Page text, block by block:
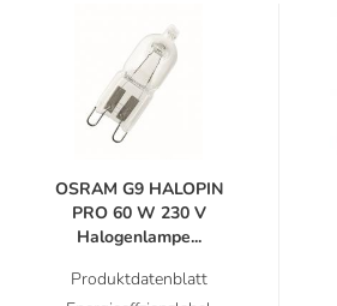
OSRAM G9 HALOPIN
PRO 60 W 230 V
Halogenlampe...
Produktdatenblatt